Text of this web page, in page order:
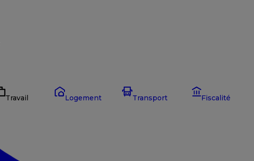
Travail Logement Transport Fiscalité